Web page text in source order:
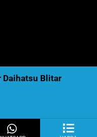
Daihatsu Blitar